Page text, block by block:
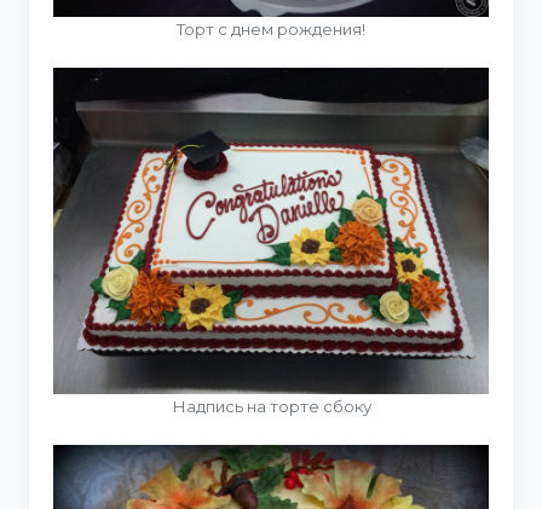
Торт с днем рождения!
Надпись на торте сбоку